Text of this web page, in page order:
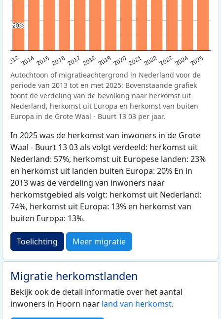
20132014201520162017 20182019 202020212022202320242025
20%
20%
Autochtoon of migratieachtergrond in Nederland voor de
periode van 2013 tot en met 2025: Bovenstaande grafiek
toont de verdeling van de bevolking naar herkomst uit
Nederland, herkomst uit Europa en herkomst van buiten
Europa in de Grote Waal - Buurt 13 03 per jaar.
In 2025 was de herkomst van inwoners in de Grote
Waal - Buurt 13 03 als volgt verdeeld: herkomst uit
Nederland: 57%, herkomst uit Europese landen: 23%
en herkomst uit landen buiten Europa: 20% En in
2013 was de verdeling van inwoners naar
herkomstgebied als volgt: herkomst uit Nederland:
74%, herkomst uit Europa: 13% en herkomst van
buiten Europa: 13%.
Toelichting Meer migratie
Migratie herkomstlanden
Bekijk ook de detail informatie over het aantal
inwoners in Hoorn naar land van herkomst.